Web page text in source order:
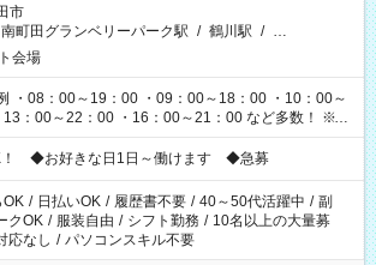
市
南町田グランベリーパーク駅 / 鶴川駅 / …
会場
・08：00～19：00 ・09：00～18：00 ・10：00～
00～22：00 ・16：00～21：00 など多数！ ※お
勤務時間が異なります
！ ◆お好きな日1日～働けます ◆急募
OK / 日払いOK / 履歴書不要 / 40～50代活躍中 / 副
クOK / 服装自由 / シフト勤務 / 10名以上の大量募
応なし / パソコンスキル不要